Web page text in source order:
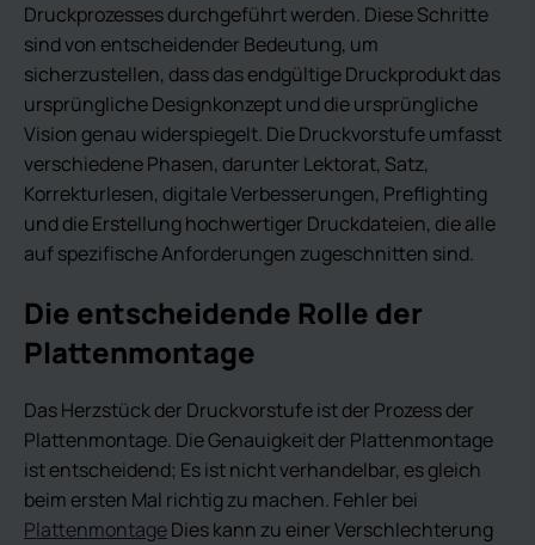
Druckprozesses durchgeführt werden. Diese Schritte
sind von entscheidender Bedeutung, um
sicherzustellen, dass das endgültige Druckprodukt das
ursprüngliche Designkonzept und die ursprüngliche
Vision genau widerspiegelt. Die Druckvorstufe umfasst
verschiedene Phasen, darunter Lektorat, Satz,
Korrekturlesen, digitale Verbesserungen, Preflighting
und die Erstellung hochwertiger Druckdateien, die alle
auf spezifische Anforderungen zugeschnitten sind.
Die entscheidende Rolle der
Plattenmontage
Das Herzstück der Druckvorstufe ist der Prozess der
Plattenmontage. Die Genauigkeit der Plattenmontage
ist entscheidend; Es ist nicht verhandelbar, es gleich
beim ersten Mal richtig zu machen. Fehler bei
PlattenmontageDies kann zu einer Verschlechterung